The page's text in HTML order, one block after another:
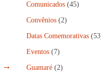
→
Comunicados (45)
Convênios (2)
Datas Comemorativas
Eventos (7)
Guamaré (2)